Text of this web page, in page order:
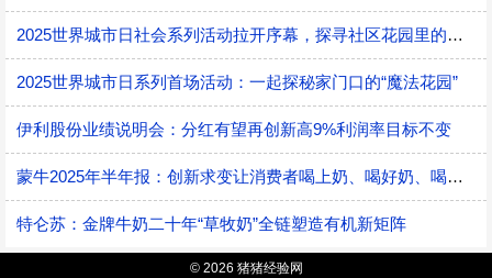
2025世界城市日社会系列活动拉开序幕，探寻社区花园里的智慧应用
2025世界城市日系列首场活动：一起探秘家门口的“魔法花园”
伊利股份业绩说明会：分红有望再创新高9%利润率目标不变
蒙牛2025年半年报：创新求变让消费者喝上奶、喝好奶、喝对奶
特仑苏：金牌牛奶二十年“草牧奶”全链塑造有机新矩阵
© 2026 猪猪经验网